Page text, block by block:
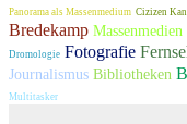
Panorama als Massenmedium Cizizen
Bredekamp Massenmedien
Dromologie Fotografie
Journalismus Bibliotheken
Multitasker